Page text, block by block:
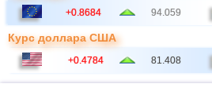
+0.8684 94.059
Курс доллара США
+0.4784 81.408